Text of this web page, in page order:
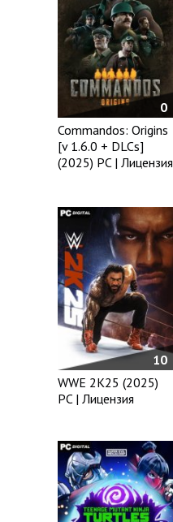
0
Commandos: Origins
[v 1.6.0 + DLCs]
(2025) PC | Лицензия
10
WWE 2K25 (2025)
PC | Лицензия